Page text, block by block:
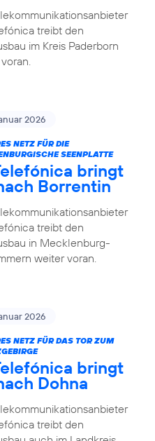
treibt den
im Kreis Paderborn
2026
NETZ FÜR DIE
SEENPLATTE
bringt
Borrentin
treibt den
in Mecklenburg-
weiter voran.
2026
NETZ FÜR DAS TOR ZUM
bringt
Dohna
treibt den